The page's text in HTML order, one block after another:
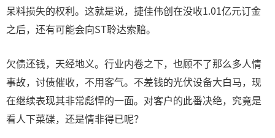
呆料损失的权利。这就是说，捷佳伟创在没收1.01亿元订金
之后，还有可能会向ST聆达索赔。
欠债还钱，天经地义。行业内卷之下，也顾不了那么多人情
事故，讨债催收，不用客气。不差钱的光伏设备大白马，现
在继续表现其非常彪悍的一面。对客户的此番决绝，究竟是
看人下菜碟，还是情非得已呢？